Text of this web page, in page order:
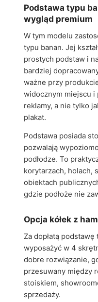
Podstawa typu
wygląd premium
W tym modelu
typu banan. Jej
prostych podstaw i
bardziej
ważne przy
widocznym miejscu i
reklamy, a nie tylko
plakat.
Podstawa posiada
pozwalają
podłodze. To
korytarzach, holach,
obiektach
gdzie podłoże nie
Opcja kółek z
Za dopłatą
wyposażyć w 4
dobre rozwiązanie,
przesuwany między
stoiskiem,
sprzedaży.